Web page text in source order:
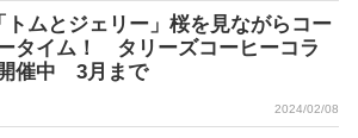
トムとジェリー」桜を見ながらコー
タイム！ タリーズコーヒーコラ
催中 3月まで
2024/02/08